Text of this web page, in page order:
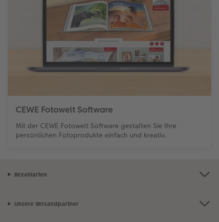
CEWE Fotowelt Software
Mit der CEWE Fotowelt Software gestalten Sie Ihre
persönlichen Fotoprodukte einfach und kreativ.
Bezahlarten
Unsere Versandpartner